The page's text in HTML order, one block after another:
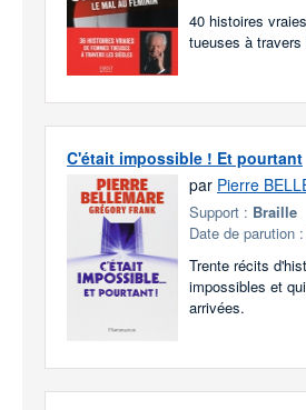
40 histoires
tueuses à
C'était impossible ! Et pourtant
par Pierre
Support : Braille
Date de parution :
Trente récits
impossibles et
arrivées.